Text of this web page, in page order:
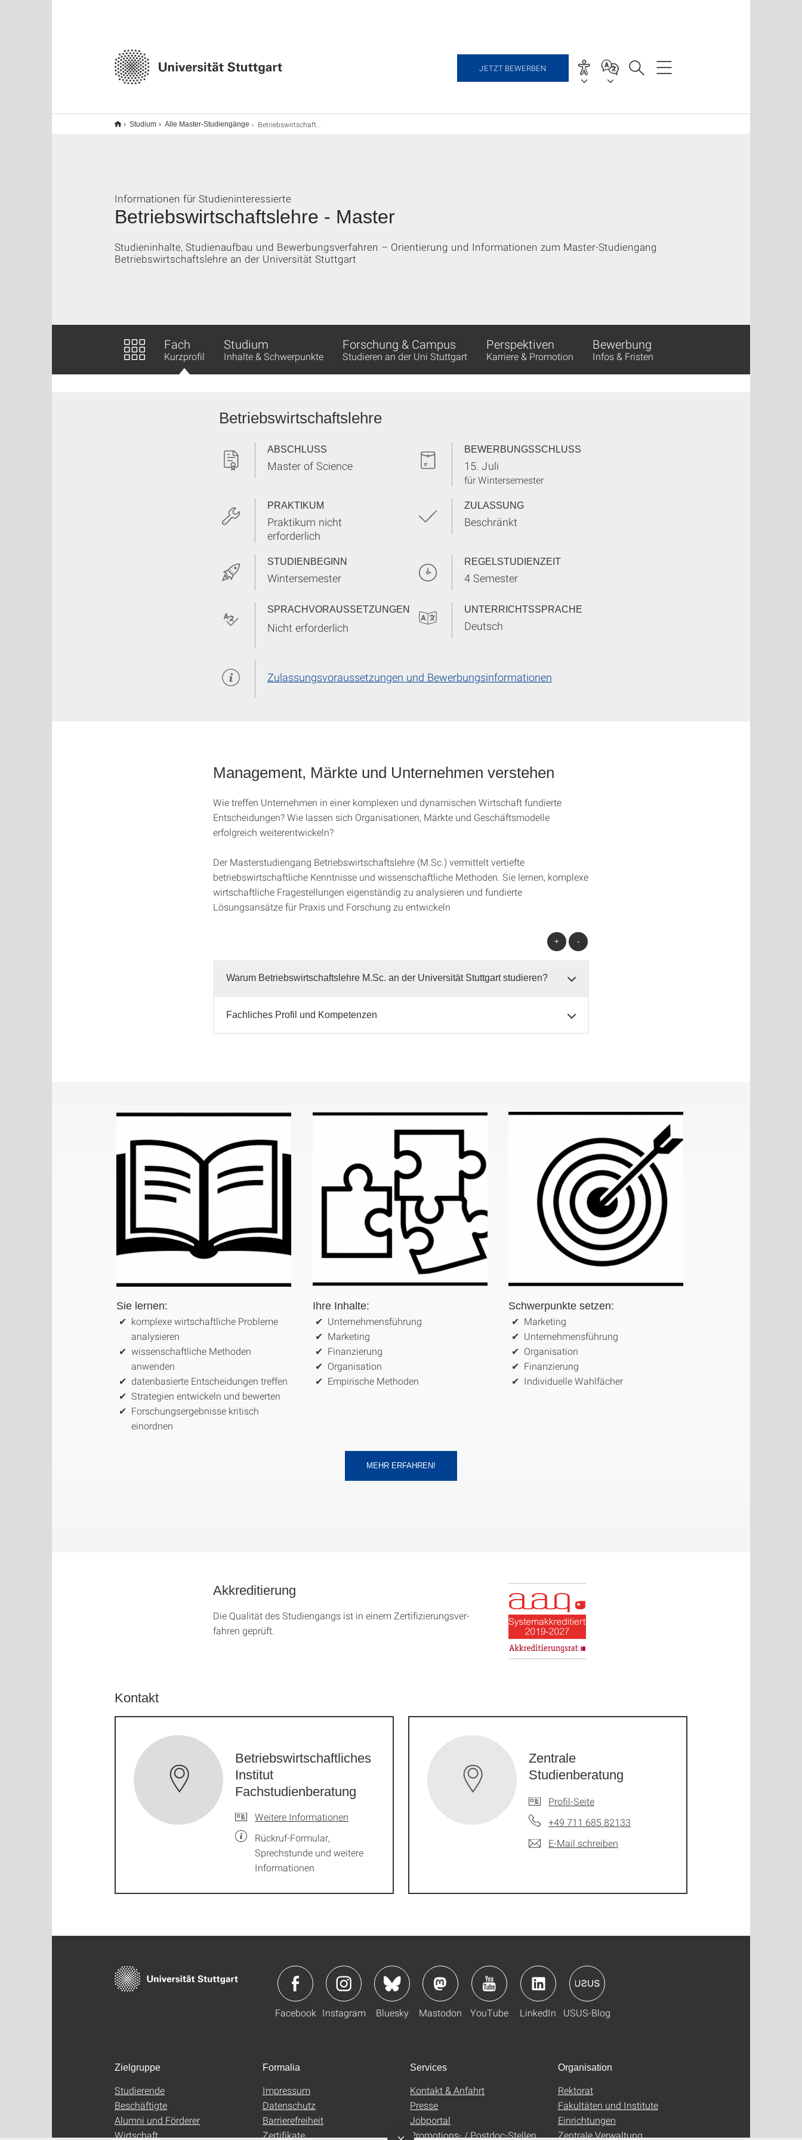
JETZT BEWERBEN
Studium Alle Master-Studiengänge Betriebswirtschaftslehre M.Sc.
Betriebswirtschaftslehre - Master
Informationen für Studieninteressierte
Studieninhalte, Studienaufbau und Bewerbungsverfahren – Orientierung und Informationen zum Master-Studiengang
Betriebswirtschaftslehre an der Universität Stuttgart
Fach
Kurzprofil
Studium
Inhalte & Schwerpunkte
Forschung & Campus
Studieren an der Uni Stuttgart
Perspektiven
Karriere & Promotion
Bewerbung
Infos & Fristen
Betriebswirtschaftslehre
ABSCHLUSS
Master of Science
BEWERBUNGSSCHLUSS
15. Juli
für Wintersemester
PRAKTIKUM
Praktikum nicht
erforderlich
ZULASSUNG
Beschränkt
STUDIENBEGINN
Wintersemester
REGELSTUDIENZEIT
4 Semester
SPRACHVORAUSSETZUNGEN
Nicht erforderlich
UNTERRICHTSSPRACHE
Deutsch
Zulassungsvoraussetzungen und Bewerbungsinformationen
Management, Märkte und Unternehmen verstehen
Wie treffen Unternehmen in einer komplexen und dynamischen Wirtschaft fundierte
Entscheidungen? Wie lassen sich Organisationen, Märkte und Geschäftsmodelle
erfolgreich weiterentwickeln?
Der Masterstudiengang Betriebswirtschaftslehre (M.Sc.) vermittelt vertiefte
betriebswirtschaftliche Kenntnisse und wissenschaftliche Methoden. Sie lernen, komplexe
wirtschaftliche Fragestellungen eigenständig zu analysieren und fundierte
Lösungsansätze für Praxis und Forschung zu entwickeln
+ -
Warum Betriebswirtschaftslehre M.Sc. an der Universität Stuttgart studieren?
Fachliches Profil und Kompetenzen
Sie lernen:
komplexe wirtschaftliche Probleme
analysieren
wissenschaftliche Methoden
anwenden
datenbasierte Entscheidungen treffen
Strategien entwickeln und bewerten
Forschungsergebnisse kritisch
einordnen
Ihre Inhalte:
Unternehmensführung
Marketing
Finanzierung
Organisation
Empirische Methoden
Schwerpunkte setzen:
Marketing
Unternehmensführung
Organisation
Finanzierung
Individuelle Wahlfächer
MEHR ERFAHREN!
Akkreditierung
Die Qualität des Studien­gangs ist in einem Zer­ti­fizier­ungs­ver­
fahren geprüft.
Kontakt
Betriebswirtschaftliches
Institut
Fachstudienberatung
Weitere Informationen
Rückruf-Formular,
Sprechstunde und weitere
Informationen
Zentrale
Studienberatung
Profil-Seite
+49 711 685 82133
E-Mail schreiben
Facebook Instagram Bluesky Mastodon YouTube LinkedIn USUS-Blog
Zielgruppe
Studierende
Beschäftigte
Alumni und Förderer
Wirtschaft
Formalia
Impressum
Datenschutz
Barrierefreiheit
Zertifikate
Services
Kontakt & Anfahrt
Presse
Jobportal
Promotions- / Postdoc-Stellen
Organisation
Rektorat
Fakultäten und Institute
Einrichtungen
Zentrale Verwaltung